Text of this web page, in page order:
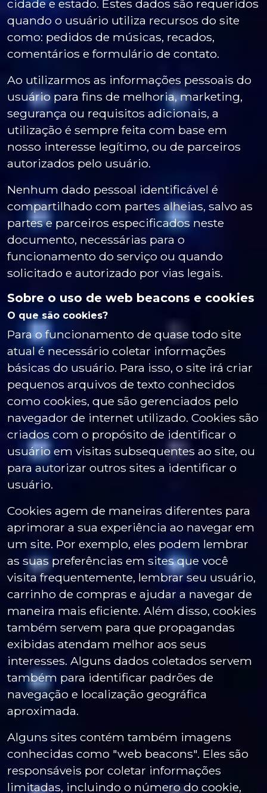
cidade e estado. Estes dados são requeridos
quando o usuário utiliza recursos do site
como: pedidos de músicas, recados,
comentários e formulário de contato.
Ao utilizarmos as informações pessoais do
usuário para fins de melhoria, marketing,
segurança ou requisitos adicionais, a
utilização é sempre feita com base em
nosso interesse legítimo, ou de parceiros
autorizados pelo usuário.
Nenhum dado pessoal identificável é
compartilhado com partes alheias, salvo as
partes e parceiros especificados neste
documento, necessárias para o
funcionamento do serviço ou quando
solicitado e autorizado por vias legais.
Sobre o uso de web beacons e cookies
O que são cookies?
Para o funcionamento de quase todo site
atual é necessário coletar informações
básicas do usuário. Para isso, o site irá criar
pequenos arquivos de texto conhecidos
como cookies, que são gerenciados pelo
navegador de internet utilizado. Cookies são
criados com o propósito de identificar o
usuário em visitas subsequentes ao site, ou
para autorizar outros sites a identificar o
usuário.
Cookies agem de maneiras diferentes para
aprimorar a sua experiência ao navegar em
um site. Por exemplo, eles podem lembrar
as suas preferências em sites que você
visita frequentemente, lembrar seu usuário,
carrinho de compras e ajudar a navegar de
maneira mais eficiente. Além disso, cookies
também servem para que propagandas
exibidas atendam melhor aos seus
interesses. Alguns dados coletados servem
também para identificar padrões de
navegação e localização geográfica
aproximada.
Alguns sites contém também imagens
conhecidas como "web beacons". Eles são
responsáveis por coletar informações
limitadas, incluindo o número do cookie,